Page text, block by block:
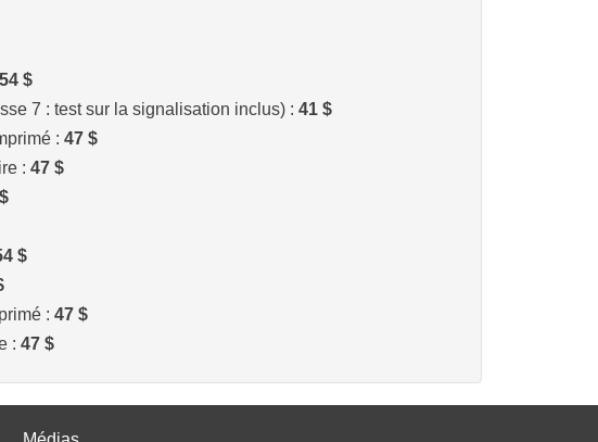
54 $
7 : test sur la signalisation inclus) : 41 $
: 47 $
: 47 $
$
: 47 $
: 47 $